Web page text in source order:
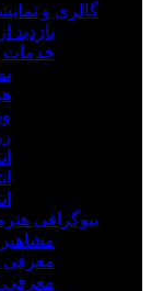
گالری و
بازدید
خدمات
بیوگرافی
معرفی
معرفی